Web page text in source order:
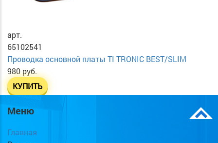
арт.
65102541
Проводка основной платы TI TRONIC BEST/SLIM
980 руб.
КУПИТЬ
Меню
Главная